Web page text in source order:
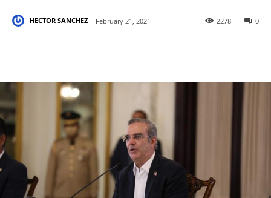
HECTOR SANCHEZ February 21, 2021 0
2278